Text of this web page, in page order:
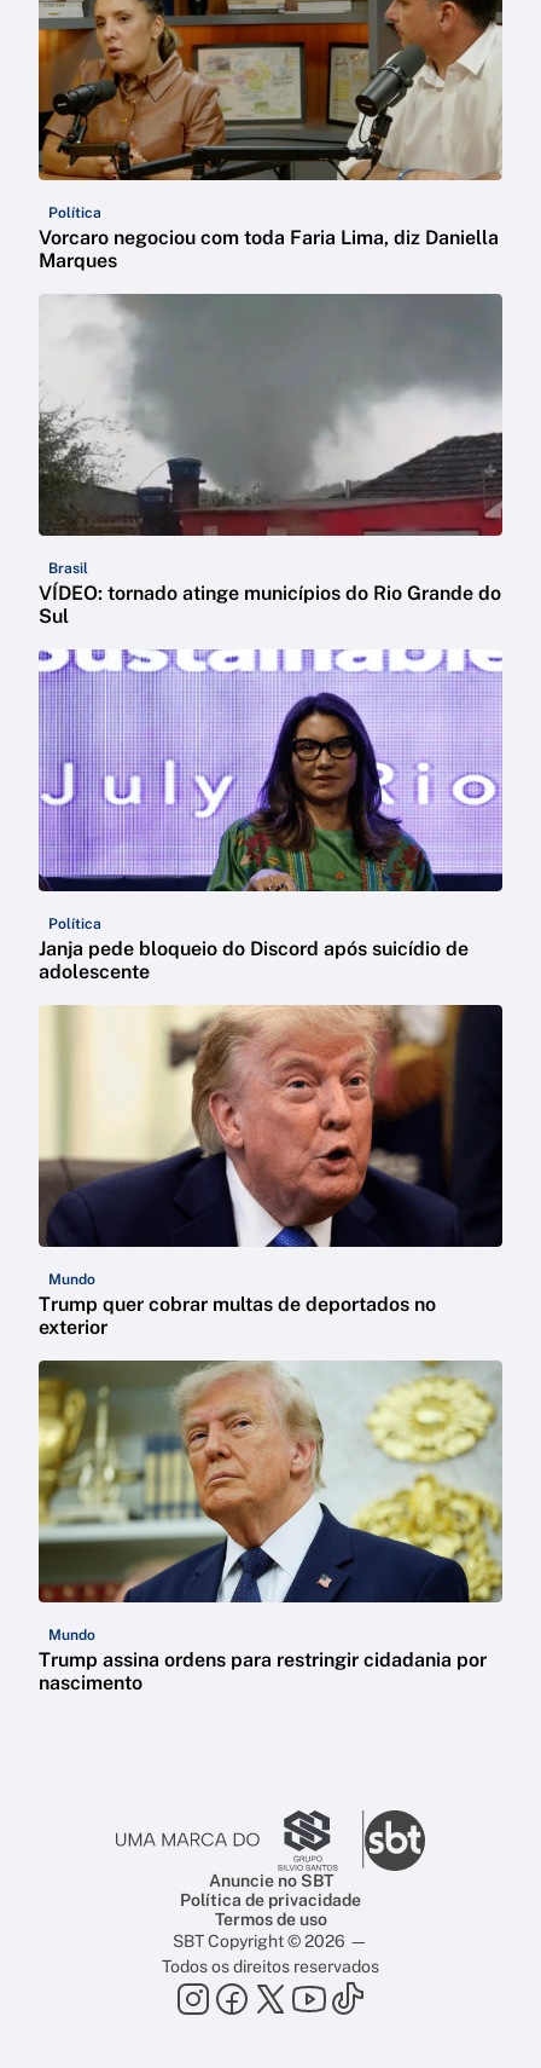
Política
Vorcaro negociou com toda Faria Lima, diz Daniella
Marques
Brasil
VÍDEO: tornado atinge municípios do Rio Grande do
Sul
Política
Janja pede bloqueio do Discord após suicídio de
adolescente
Mundo
Trump quer cobrar multas de deportados no
exterior
Mundo
Trump assina ordens para restringir cidadania por
nascimento
Anuncie no SBT
Política de privacidade
Termos de uso
SBT Copyright © 2026 —
Todos os direitos reservados